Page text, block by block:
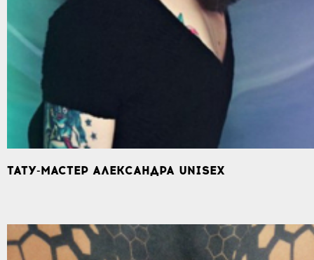
ТАТУ-МАСТЕР АЛЕКСАНДРА UNISEX